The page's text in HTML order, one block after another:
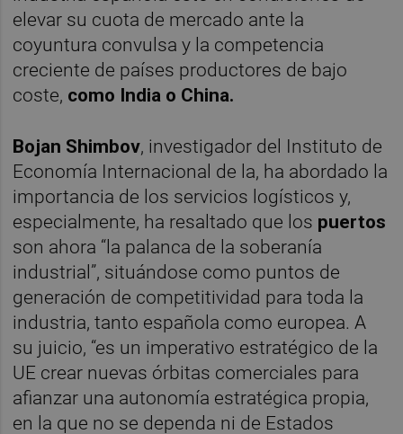
elevar su cuota de mercado ante la
coyuntura convulsa y la competencia
creciente de países productores de bajo
coste, como India o China.
Bojan Shimbov, investigador del Instituto de
Economía Internacional de la, ha abordado la
importancia de los servicios logísticos y,
especialmente, ha resaltado que los puertos
son ahora “la palanca de la soberanía
industrial”, situándose como puntos de
generación de competitividad para toda la
industria, tanto española como europea. A
su juicio, “es un imperativo estratégico de la
UE crear nuevas órbitas comerciales para
afianzar una autonomía estratégica propia,
en la que no se dependa ni de Estados